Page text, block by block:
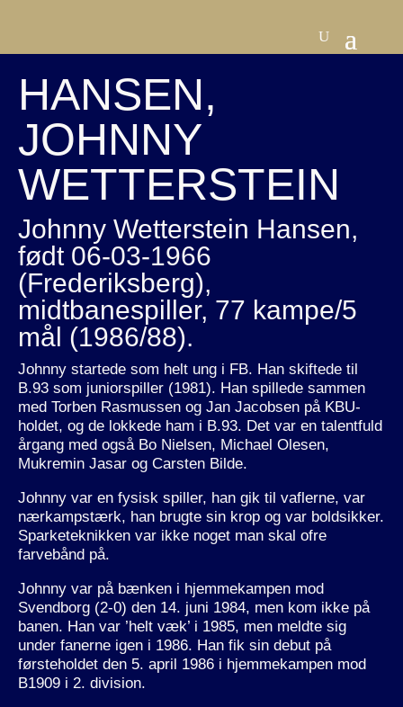
HANSEN,
JOHNNY
WETTERSTEIN
Johnny Wetterstein Hansen,
født 06-03-1966
(Frederiksberg),
midtbanespiller, 77 kampe/5
mål (1986/88).
Johnny startede som helt ung i FB. Han skiftede til
B.93 som juniorspiller (1981). Han spillede sammen
med Torben Rasmussen og Jan Jacobsen på KBU-
holdet, og de lokkede ham i B.93. Det var en talentfuld
årgang med også Bo Nielsen, Michael Olesen,
Mukremin Jasar og Carsten Bilde.
Johnny var en fysisk spiller, han gik til vaflerne, var
nærkampstærk, han brugte sin krop og var boldsikker.
Sparketeknikken var ikke noget man skal ofre
farvebånd på.
Johnny var på bænken i hjemmekampen mod
Svendborg (2-0) den 14. juni 1984, men kom ikke på
banen. Han var ’helt væk’ i 1985, men meldte sig
under fanerne igen i 1986. Han fik sin debut på
førsteholdet den 5. april 1986 i hjemmekampen mod
B1909 i 2. division.